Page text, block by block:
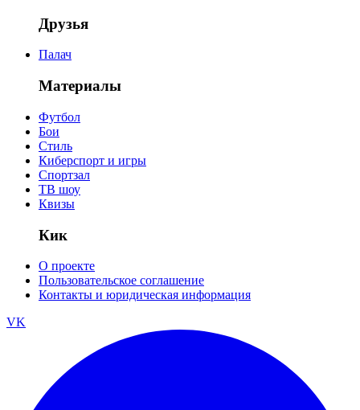
Друзья
Палач
Материалы
Футбол
Бои
Стиль
Киберспорт и игры
Спортзал
ТВ шоу
Квизы
Кик
О проекте
Пользовательское соглашение
Контакты и юридическая информация
VK